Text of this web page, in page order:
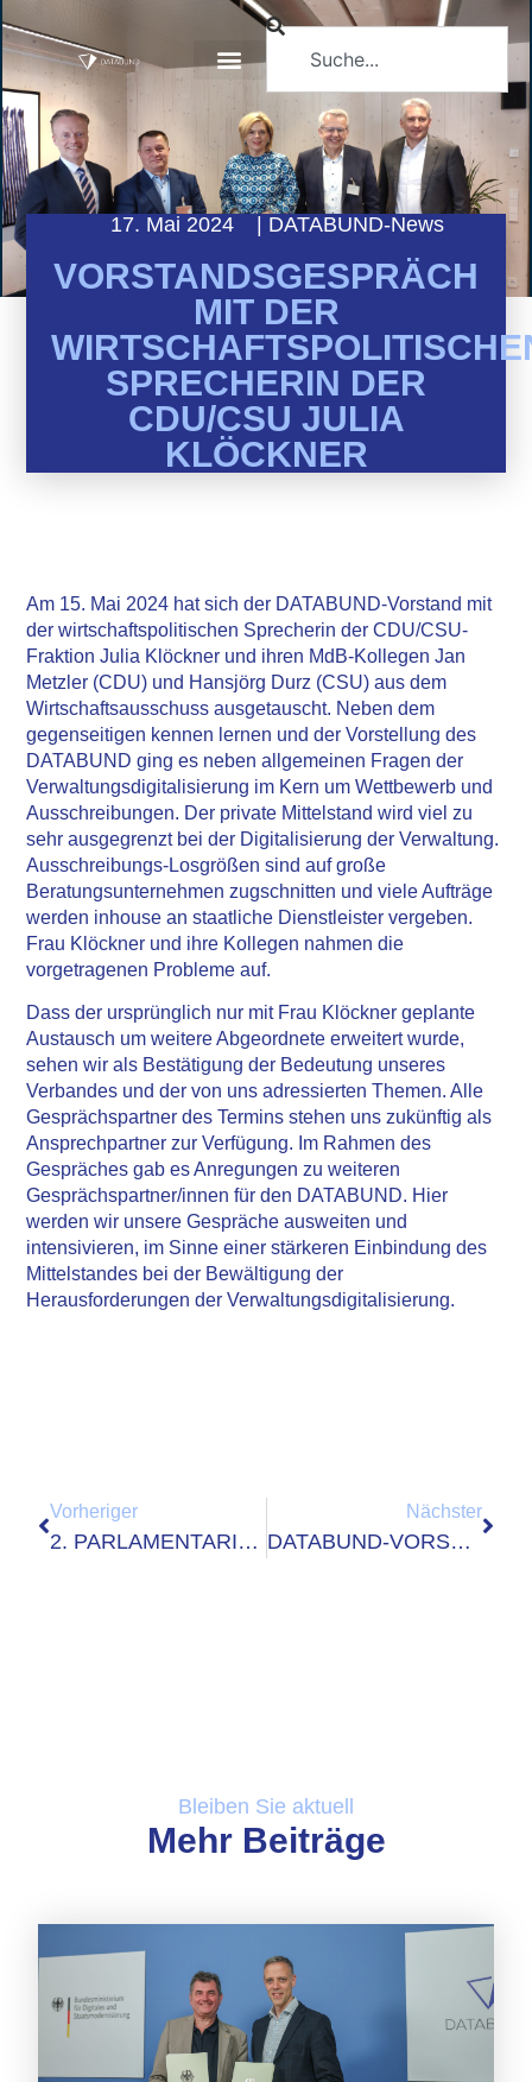
17. Mai 2024 DATABUND-News
VORSTANDSGESPRÄCH
MIT DER
SPRECHERIN DER
CDU/CSU JULIA
KLÖCKNER
Am 15. Mai 2024 hat sich der DATABUND-Vorstand mit
der wirtschaftspolitischen Sprecherin der CDU/CSU-
Fraktion Julia Klöckner und ihren MdB-Kollegen Jan
Metzler (CDU) und Hansjörg Durz (CSU) aus dem
Wirtschaftsausschuss ausgetauscht. Neben dem
gegenseitigen kennen lernen und der Vorstellung des
DATABUND ging es neben allgemeinen Fragen der
Verwaltungsdigitalisierung im Kern um Wettbewerb und
Ausschreibungen. Der private Mittelstand wird viel zu
sehr ausgegrenzt bei der Digitalisierung der Verwaltung.
Ausschreibungs-Losgrößen sind auf große
Beratungsunternehmen zugschnitten und viele Aufträge
werden inhouse an staatliche Dienstleister vergeben.
Frau Klöckner und ihre Kollegen nahmen die
vorgetragenen Probleme auf.
Dass der ursprünglich nur mit Frau Klöckner geplante
Austausch um weitere Abgeordnete erweitert wurde,
sehen wir als Bestätigung der Bedeutung unseres
Verbandes und der von uns adressierten Themen. Alle
Gesprächspartner des Termins stehen uns zukünftig als
Ansprechpartner zur Verfügung. Im Rahmen des
Gespräches gab es Anregungen zu weiteren
Gesprächspartner/innen für den DATABUND. Hier
werden wir unsere Gespräche ausweiten und
intensivieren, im Sinne einer stärkeren Einbindung des
Mittelstandes bei der Bewältigung der
Herausforderungen der Verwaltungsdigitalisierung.
Vorheriger
2. PARLAMENTARISCHE DIGITALNACHT
Nächster
DATABUND-VORSTAND TRIFFT SICH MIT BRANDENBURG-CIO STAATSSEKRETÄR DR. GRÜNEWALD
Bleiben Sie aktuell
Mehr Beiträge